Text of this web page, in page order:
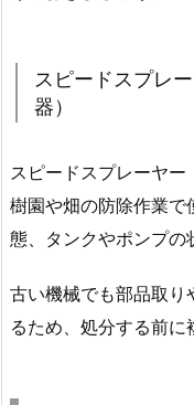
スピードスプレ
器）
スピードスプレーヤ
樹園や畑の防除作業で
態、タンクやポンプの
古い機械でも部品取り
るため、処分する前に